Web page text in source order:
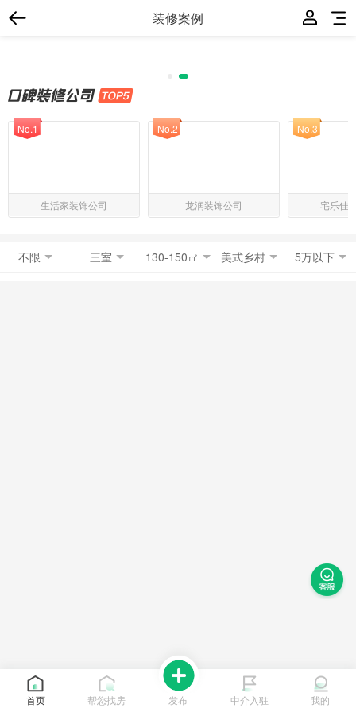
装修案例
生活家装饰公司
No.1
龙润装饰公司
No.2
宅乐佳
No.3
不限 三室 130-150㎡ 美式乡村 5万以下
首页 帮您找房 发布 中介入驻 我的